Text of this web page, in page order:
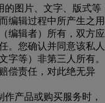
的图片、文字、版式等
编辑过程中所产生之用
编辑者）所有，双方应
。您确认并同意该私人
字等）非第三人所有。
偿责任，对此绝无异
产品或购买服务时，